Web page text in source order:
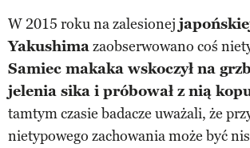
W 2015 roku na zalesionej
Yakushimazaobserwowano coś
Samiec makaka wskoczył na
jelenia sika i próbował z nią
tamtym czasie badacze uważali, że
nietypowego zachowania może być